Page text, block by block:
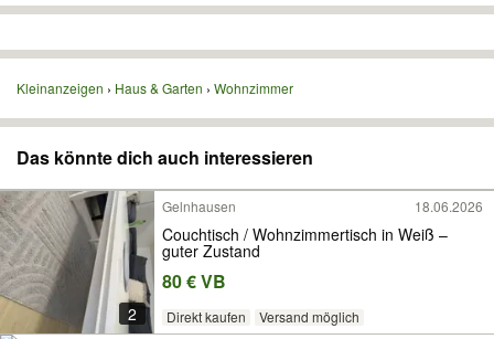
Kleinanzeigen Haus & Garten Wohnzimmer
Das könnte dich auch interessieren
2
Gelnhausen 18.06.2026
Couchtisch / Wohnzimmertisch in Weiß –
guter Zustand
80 € VB
Direkt kaufen
Versand möglich